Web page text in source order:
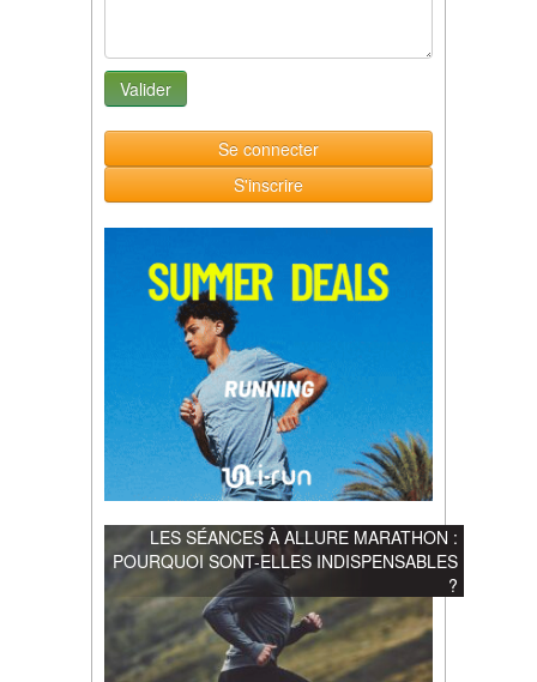
Se connecter
S'inscrire
LES SÉANCES À ALLURE MARATHON :
POURQUOI SONT-ELLES INDISPENSABLES
?